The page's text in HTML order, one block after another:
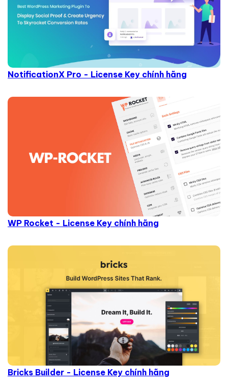
NotificationX Pro - License Key chính hãng
WP Rocket - License Key chính hãng
Bricks Builder - License Key chính hãng